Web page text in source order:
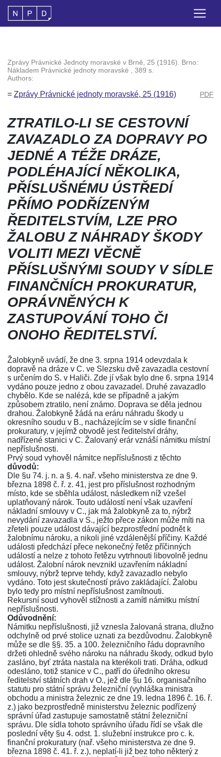
Zprávy Právnické Jednoty moravské v Brně, 25 (1916). Brno:
Nákladem Právnické jednoty moravské , 389 s.
Authors:
= Zprávy Právnické jednoty moravské, 25 (1916) PDF
ZTRATILO-LI SE CESTOVNÍ
ZAVAZADLO ZA DOPRAVY PO
JEDNÉ A TÉŽE DRÁZE,
PODLÉHAJÍCÍ NĚKOLIKA,
PŘÍSLUŠNÉMU ÚSTŘEDÍ
PŘÍMO PODŘÍZENÝM
ŘEDITELSTVÍM, LZE PRO
ŽALOBU Z NÁHRADY ŠKODY
VOLITI MEZI VĚCNĚ
PŘÍSLUŠNÝMI SOUDY V SÍDLE
FINANČNÍCH PROKURATUR,
OPRÁVNĚNÝCH K
ZASTUPOVÁNÍ TOHO ČI
ONOHO ŘEDITELSTVÍ.
Žalobkyně uvádí, že dne 3. srpna 1914 odevzdala k
dopravě na dráze v C. ve Slezsku dvě zavazadla cestovní
s určením do S. v Haliči. Zde jí však bylo dne 6. srpna 1914
vydáno pouze jedno z obou zavazadel. Druhé zavazadlo
chybělo. Kde se nalézá, kde se případně a jakým
způsobem ztratilo, není známo. Doprava se děla jednou
drahou. Žalobkyně žádá na eráru náhradu škody u
okresního soudu v B., nacházejícím se v sídle finanční
prokuratury, v jejímž obvodě jest ředitelství dráhy,
nadřízené stanici v C. Žalovaný erár vznáší námitku místní
nepříslušnosti.
Prvý soud vyhověl námitce nepříslušnosti z těchto
důvodů:
Dle §u 74. j. n. a §. 4. nař. všeho ministerstva ze dne 9.
března 1898 č. ř. z. 41, jest pro příslušnost rozhodným
místo, kde se sběhla událost, následkem níž vzešel
uplatňovaný nárok. Touto událostí není však uzavření
nákladní smlouvy v C., jak má žalobkyně za to, nýbrž
nevydání zavazadla v S., ježto přece zákon může míti na
zřeteli pouze událost dávající bezprostřední podnět k
žalobnímu nároku, a nikoli jiné vzdálenější příčiny. Každé
události předchází přece nekonečný řetěz příčinných
událostí a nelze z tohoto řetězu vytrhnouti libovolně jednu
událost. Žalobní nárok nevznikl uzavřením nákladní
smlouvy, nýbrž teprve tehdy, když zavazadlo nebylo
vydáno. Toto jest skutečností právo zakládající. Žalobu
bylo tedy pro místní nepříslušnost zamítnouti.
Rekursní soud vyhověl stížnosti a zamítl námitku místní
nepříslušnosti.
Odůvodnění:
Námitku nepříslušnosti, již vznesla žalovaná strana, dlužno
odchylně od prvé stolice uznati za bezdůvodnu. Žalobkyně
může se dle §§. 35. a 100. železničního řádu dopravního
držeti ohledně svého nároku na náhradu škody, odkud bylo
zasláno, byť ztráta nastala na kterékoli trati. Dráha, odkud
odesláno, totiž stanice v C., patří do úředního okresu
ředitelství státních drah v O., jež dle §u 16. organisačního
statutu pro státní správu železniční (vyhláška ministra
obchodu a ministra železnic ze dne 19. ledna 1896 č. 16. ř.
z.) jako bezprostředně ministerstvu železnic podřízený
správní úřad zastupuje samostatně státní železniční
správu. Dle sídla tohoto správního úřadu řídí se však dle
poslední věty §u 4. odst. 1. služební instrukce pro c. k.
finanční prokuratury (nař. všeho ministerstva ze dne 9.
března 1898 č. 41. ř. z.), neplatí-li již bez toho některý z